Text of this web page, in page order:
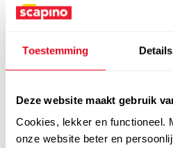
Toestemming Details
Deze website maakt gebruik
Cookies, lekker en functioneel.
onze website beter en